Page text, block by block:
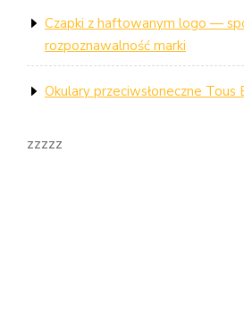
Czapki z haftowanym logo —
rozpoznawalność marki
Okulary przeciwsłoneczne
zzzzz